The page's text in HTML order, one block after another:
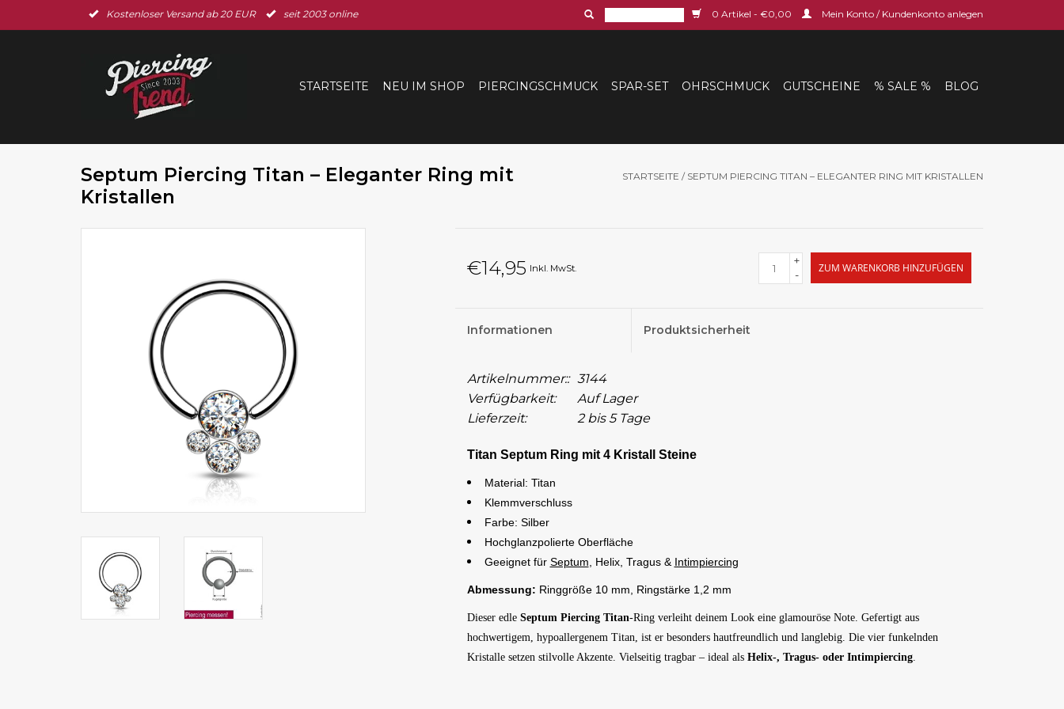
Kostenloser Versand ab 20 EUR seit 2003 online 0 Artikel - €0,00 Mein Konto / Kundenkonto anlegen
STARTSEITE NEU IM SHOP PIERCINGSCHMUCK SPAR-SET OHRSCHMUCK GUTSCHEINE % SALE % BLOG
Septum Piercing Titan – Eleganter Ring mit
Kristallen
STARTSEITE / SEPTUM PIERCING TITAN – ELEGANTER RING MIT KRISTALLEN
€14,95 Inkl. MwSt.
+
-
ZUM WARENKORB HINZUFÜGEN
Informationen Produktsicherheit
Artikelnummer:: 3144
Verfügbarkeit:
Auf Lager
Lieferzeit:
2 bis 5 Tage
Titan Septum Ring mit 4 Kristall Steine
Material: Titan
Klemmverschluss
Farbe: Silber
Hochglanzpolierte Oberfläche
Geeignet für Septum , Helix, Tragus & Intimpiercing
Abmessung: Ringgröße 10 mm, Ringstärke 1,2 mm
Dieser edle Septum Piercing Titan-Ring verleiht deinem Look eine glamouröse Note. Gefertigt aus
hochwertigem, hypoallergenem Titan, ist er besonders hautfreundlich und langlebig. Die vier funkelnden
Kristalle setzen stilvolle Akzente. Vielseitig tragbar – ideal als Helix-, Tragus- oder Intimpiercing.